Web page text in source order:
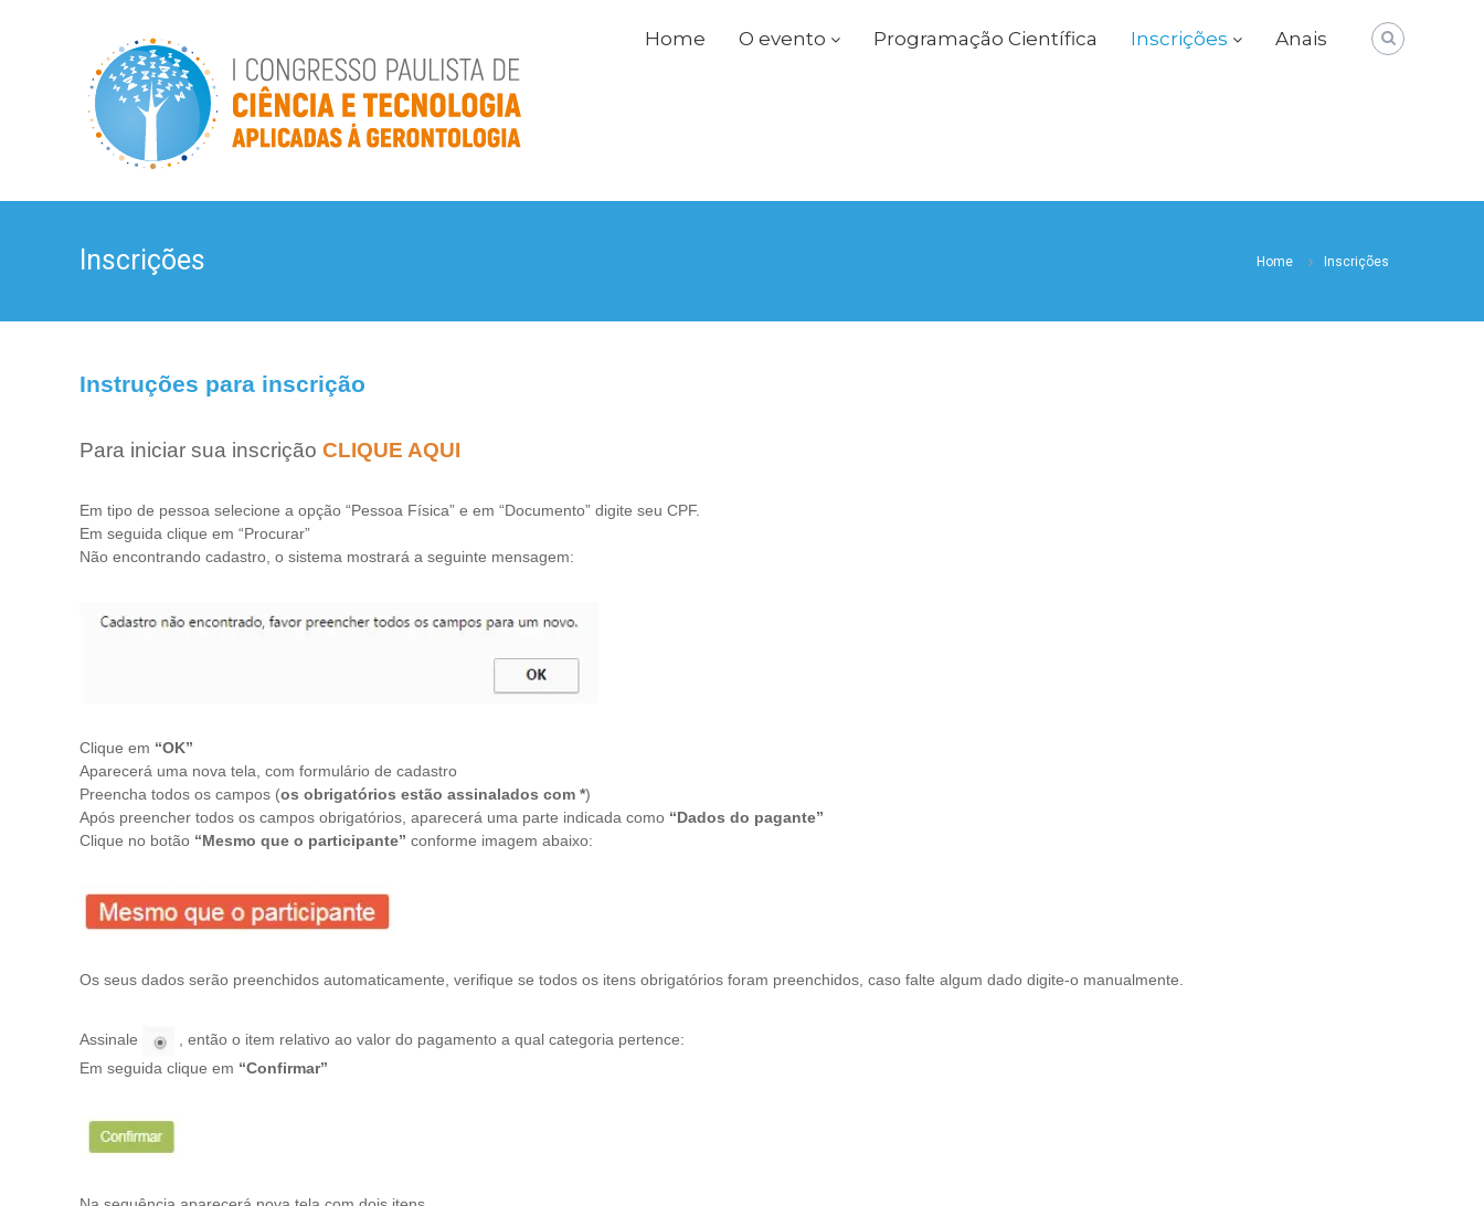
Congresso
Paulista
de
Ciência
Gerontologia
Ciência
e
Aplicada
Home O evento Programação Científica Inscrições Anais
Inscrições Home Inscrições
Instruções para inscrição
Para iniciar sua inscrição CLIQUE AQUI
Em tipo de pessoa selecione a opção “Pessoa Física” e em “Documento” digite seu CPF.
Em seguida clique em “Procurar”
Não encontrando cadastro, o sistema mostrará a seguinte mensagem:
Clique em “OK”
Aparecerá uma nova tela, com formulário de cadastro
Preencha todos os campos (os obrigatórios estão assinalados com *)
Após preencher todos os campos obrigatórios, aparecerá uma parte indicada como “Dados do pagante”
Clique no botão “Mesmo que o participante” conforme imagem abaixo:
Os seus dados serão preenchidos automaticamente, verifique se todos os itens obrigatórios foram preenchidos, caso falte algum dado digite-o manualmente.
Assinale
, então o item relativo ao valor do pagamento a qual categoria pertence:
Em seguida clique em “Confirmar”